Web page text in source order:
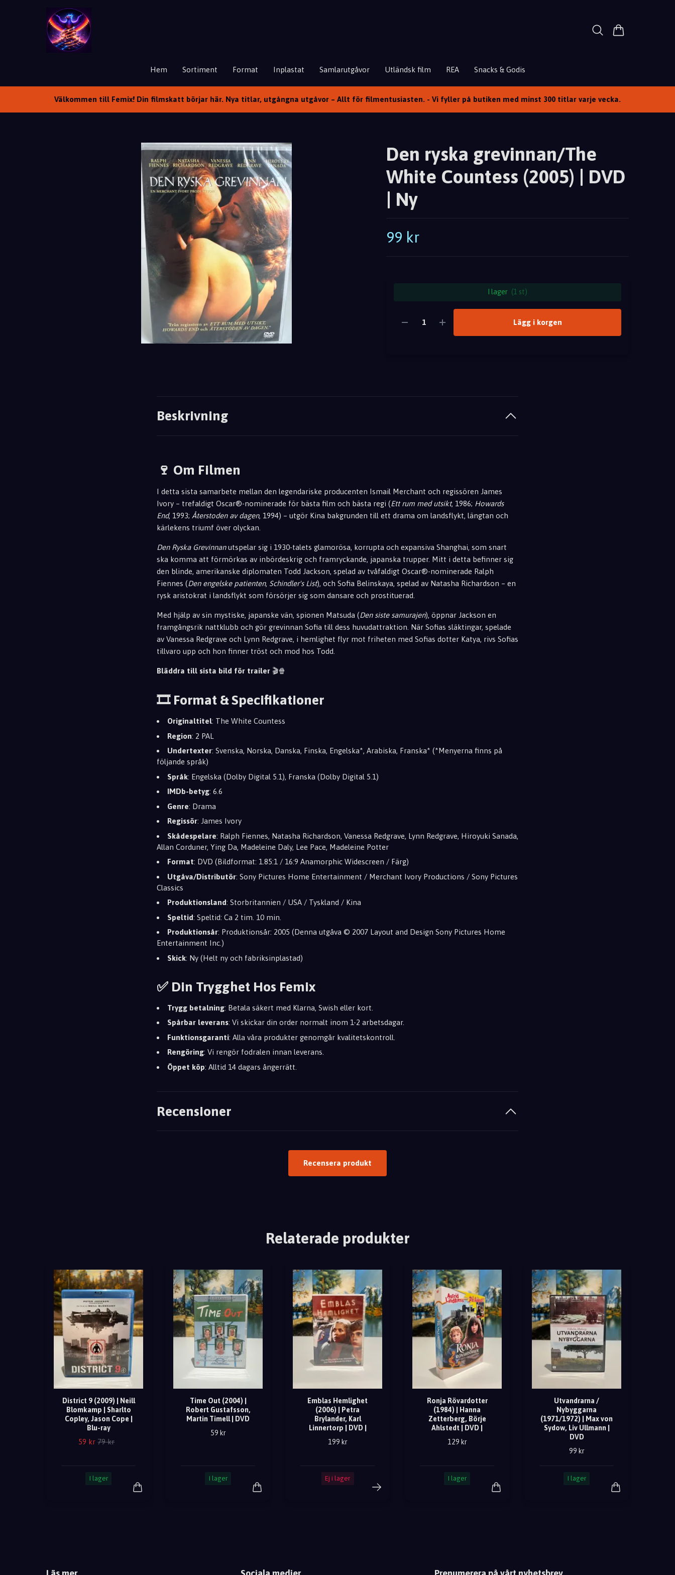
Hem Sortiment Format Inplastat Samlarutgåvor Utländsk film REA Snacks & Godis
Välkommen till Femix! Din filmskatt börjar här. Nya titlar, utgångna utgåvor – Allt för filmentusiasten. - Vi fyller på butiken med minst 300 titlar varje vecka.
Den ryska grevinnan/The
White Countess (2005) | DVD
| Ny
99 kr
I lager (1 st)
Lägg i korgen
Beskrivning
🍷 Om Filmen
I detta sista samarbete mellan den legendariske producenten Ismail Merchant och regissören James
Ivory – trefaldigt Oscar®-nominerade för bästa film och bästa regi (Ett rum med utsikt, 1986; Howards
End, 1993; Återstoden av dagen, 1994) – utgör Kina bakgrunden till ett drama om landsflykt, längtan och
kärlekens triumf över olyckan.
Den Ryska Grevinnanutspelar sig i 1930-talets glamorösa, korrupta och expansiva Shanghai, som snart
ska komma att förmörkas av inbördeskrig och framryckande, japanska trupper. Mitt i detta befinner sig
den blinde, amerikanske diplomaten Todd Jackson, spelad av tvåfaldigt Oscar®-nominerade Ralph
Fiennes (Den engelske patienten, Schindler's List), och Sofia Belinskaya, spelad av Natasha Richardson – en
rysk aristokrat i landsflykt som försörjer sig som dansare och prostituerad.
Med hjälp av sin mystiske, japanske vän, spionen Matsuda (Den siste samurajen), öppnar Jackson en
framgångsrik nattklubb och gör grevinnan Sofia till dess huvudattraktion. När Sofias släktingar, spelade
av Vanessa Redgrave och Lynn Redgrave, i hemlighet flyr mot friheten med Sofias dotter Katya, rivs Sofias
tillvaro upp och hon finner tröst och mod hos Todd.
Bläddra till sista bild för trailer 🎬🍿
🎞️ Format & Specifikationer
Originaltitel: The White Countess
Region: 2 PAL
Undertexter: Svenska, Norska, Danska, Finska, Engelska*, Arabiska, Franska* (*Menyerna finns på
följande språk)
Språk: Engelska (Dolby Digital 5.1), Franska (Dolby Digital 5.1)
IMDb-betyg: 6.6
Genre: Drama
Regissör: James Ivory
Skådespelare: Ralph Fiennes, Natasha Richardson, Vanessa Redgrave, Lynn Redgrave, Hiroyuki Sanada,
Allan Corduner, Ying Da, Madeleine Daly, Lee Pace, Madeleine Potter
Format: DVD (Bildformat: 1.85:1 / 16:9 Anamorphic Widescreen / Färg)
Utgåva/Distributör: Sony Pictures Home Entertainment / Merchant Ivory Productions / Sony Pictures
Classics
Produktionsland: Storbritannien / USA / Tyskland / Kina
Speltid: Speltid: Ca 2 tim. 10 min.
Produktionsår: Produktionsår: 2005 (Denna utgåva © 2007 Layout and Design Sony Pictures Home
Entertainment Inc.)
Skick: Ny (Helt ny och fabriksinplastad)
✅ Din Trygghet Hos Femix
Trygg betalning: Betala säkert med Klarna, Swish eller kort.
Spårbar leverans: Vi skickar din order normalt inom 1-2 arbetsdagar.
Funktionsgaranti: Alla våra produkter genomgår kvalitetskontroll.
Rengöring: Vi rengör fodralen innan leverans.
Öppet köp: Alltid 14 dagars ångerrätt.
Recensioner
Recensera produkt
Relaterade produkter
District 9 (2009) | Neill
Blomkamp | Sharlto
Copley, Jason Cope |
Blu-ray
59 kr 79 kr
I lager
Time Out (2004) |
Robert Gustafsson,
Martin Timell | DVD
59 kr
I lager
Emblas Hemlighet
(2006) | Petra
Brylander, Karl
Linnertorp | DVD |
199 kr
Ej i lager
Ronja Rövardotter
(1984) | Hanna
Zetterberg, Börje
Ahlstedt | DVD |
129 kr
I lager
Utvandrarna /
Nybyggarna
(1971/1972) | Max von
Sydow, Liv Ullmann |
DVD
99 kr
I lager